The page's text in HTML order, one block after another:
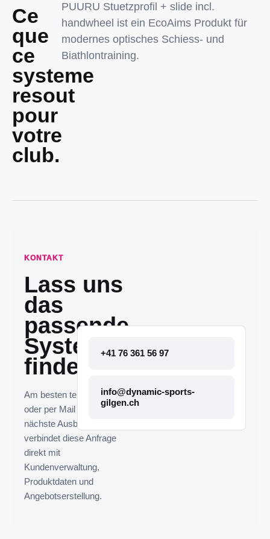
Ce
que
ce
systeme
resout
pour
votre
club.
PUURU Stuetzprofil + slide incl.
handwheel ist ein EcoAims Produkt für
modernes optisches Schiess- und
Biathlontraining.
KONTAKT
Lass uns
das
passende
System
finden.
Am besten telefonisch
oder per Mail melden. Die
nächste Ausbaustufe
verbindet diese Anfrage
direkt mit
Kundenverwaltung,
Produktdaten und
Angebotserstellung.
+41 76 361 56 97
info@dynamic-sports-
gilgen.ch